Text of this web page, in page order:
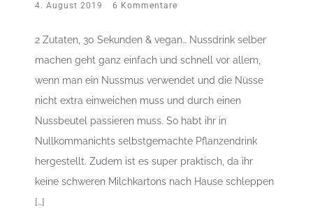
4. August 2019 6 Kommentare
2 Zutaten, 30 Sekunden & vegan… Nussdrink selber
machen geht ganz einfach und schnell vor allem,
wenn man ein Nussmus verwendet und die Nüsse
nicht extra einweichen muss und durch einen
Nussbeutel passieren muss. So habt ihr in
Nullkommanichts selbstgemachte Pflanzendrink
hergestellt. Zudem ist es super praktisch, da ihr
keine schweren Milchkartons nach Hause schleppen
[…]